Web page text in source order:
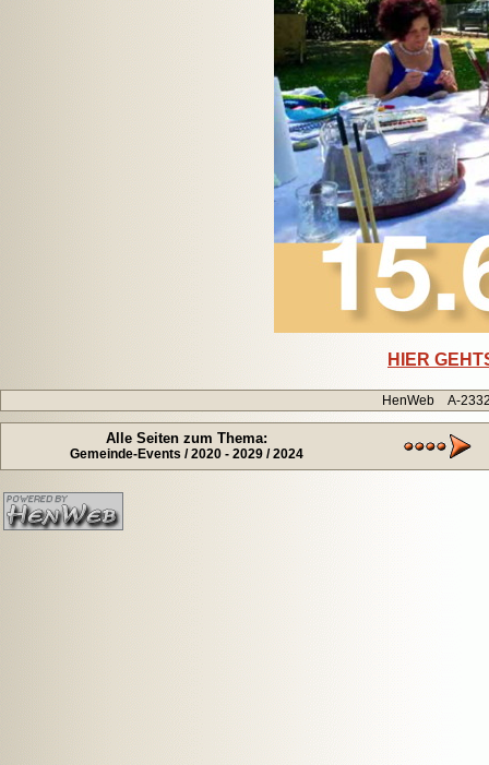
HIER
HenWeb A-
Alle Seiten zum Thema:
Gemeinde-Events / 2020 - 2029 / 2024